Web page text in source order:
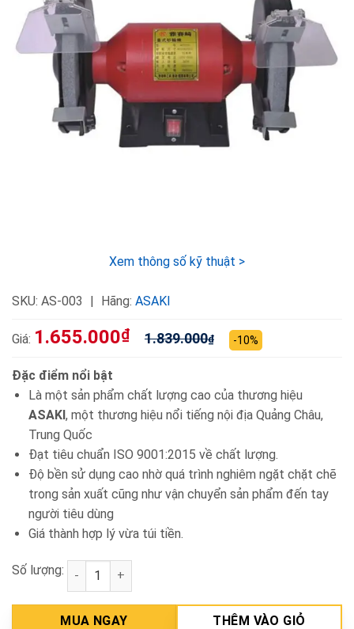
Xem thông số kỹ thuật >
SKU: AS-003 Hãng: ASAKI
Giá: 1.655.000₫ 1.839.000₫ -10%
Đặc điểm nổi bật
Là một sản phẩm chất lượng cao của thương hiệu
ASAKI, một thương hiệu nổi tiếng nội địa Quảng Châu,
Trung Quốc
Đạt tiêu chuẩn ISO 9001:2015 về chất lượng.
Độ bền sử dụng cao nhờ quá trình nghiêm ngặt chặt chẽ
trong sản xuất cũng như vận chuyển sản phẩm đến tay
người tiêu dùng
Giá thành hợp lý vừa túi tiền.
Số lượng: Máy mài 2 đá 6in 200W Asaki AS-003 số lượng
MUA NGAY THÊM VÀO GIỎ